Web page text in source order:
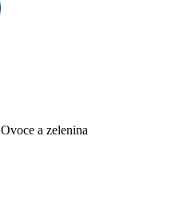
Ovoce a zelenina